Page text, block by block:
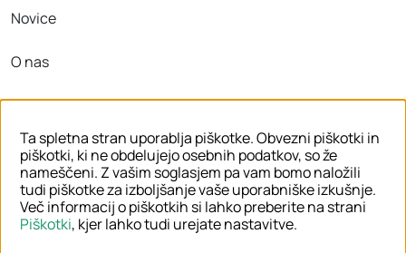
Novice
O nas
Območne enote
© 2026 ZVKDS
PRAVNO OBVESTILO
Ta spletna stran uporablja piškotke. Obvezni piškotki in
piškotki, ki ne obdelujejo osebnih podatkov, so že
nameščeni. Z vašim soglasjem pa vam bomo naložili
tudi piškotke za izboljšanje vaše uporabniške izkušnje.
Več informacij o piškotkih si lahko preberite na strani
Piškotki, kjer lahko tudi urejate nastavitve.